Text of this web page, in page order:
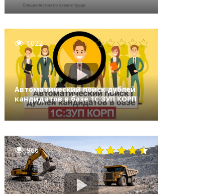
1022
Автоматический поиск дублей
кандидатов в базе 1С:ЗУП КОРП
966